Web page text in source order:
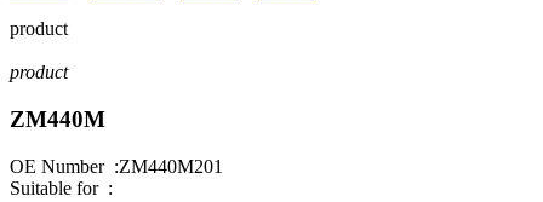
product
product
ZM440M
OE Number :ZM440M201
Suitable for :